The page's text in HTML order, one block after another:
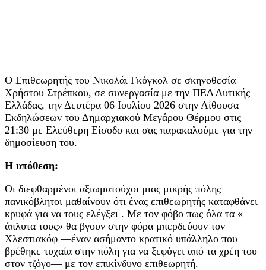
Ο Επιθεωρητής του Νικολάι Γκόγκολ σε σκηνοθεσία
Χρήστου Στρέπκου, σε συνεργασία με την ΠΕΔ Δυτικής
Ελλάδας, την Δευτέρα 06 Ιουλίου 2026 στην Αίθουσα
Εκδηλώσεων του Δημαρχιακού Μεγάρου Θέρμου στις
21:30 με Ελεύθερη Είσοδο και σας παρακαλούμε για την
δημοσίευση του.
Η υπόθεση:
Οι διεφθαρμένοι αξιωματούχοι μιας μικρής πόλης
πανικόβλητοι μαθαίνουν ότι ένας επιθεωρητής καταφθάνει
κρυφά για να τους ελέγξει . Με τον φόβο πως όλα τα «
άπλυτα τους» θα βγουν στην φόρα μπερδεύουν τον
Χλεστιακόφ —έναν ασήμαντο κρατικό υπάλληλο που
βρέθηκε τυχαία στην πόλη για να ξεφύγει από τα χρέη του
στον τζόγο— με τον επικίνδυνο επιθεωρητή.